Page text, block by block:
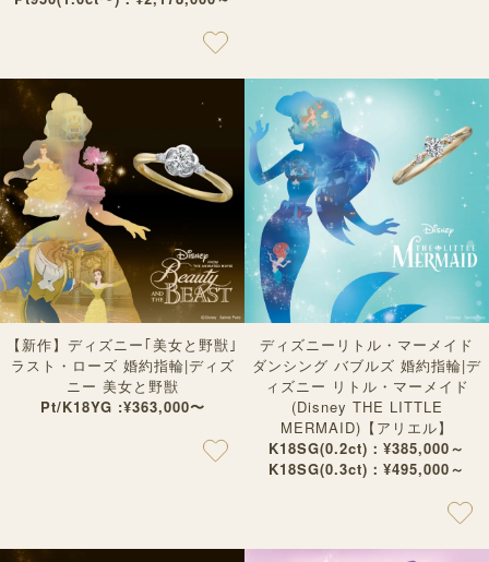
【新作】ディズニー｢美女と野獣｣
ラスト・ローズ 婚約指輪|ディズ
ニー 美女と野獣
Pt/K18YG :¥363,000〜
ディズニーリトル・マーメイド
ダンシング バブルズ 婚約指輪|デ
ィズニー リトル・マーメイド
(Disney THE LITTLE
MERMAID)【アリエル】
K18SG(0.2ct)：¥385,000～
K18SG(0.3ct)：¥495,000～